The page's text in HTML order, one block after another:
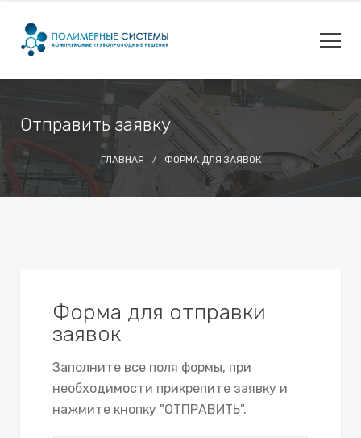
Отправить заявку
ГЛАВНАЯ ФОРМА ДЛЯ ЗАЯВОК
Форма для отправки
заявок
Заполните все поля формы, при
необходимости прикрепите заявку и
нажмите кнопку "ОТПРАВИТЬ".